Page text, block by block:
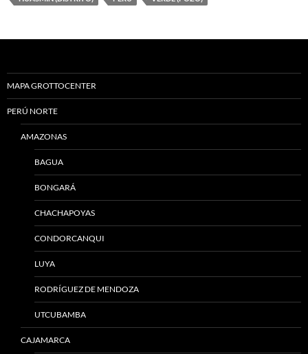
MAPA GROTTOCENTER
PERÚ NORTE
AMAZONAS
BAGUA
BONGARÁ
CHACHAPOYAS
CONDORCANQUI
LUYA
RODRÍGUEZ DE MENDOZA
UTCUBAMBA
CAJAMARCA